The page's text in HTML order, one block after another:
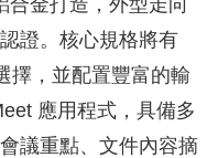
證。核心規格將有
擇，並配置豐富的輸
應用程式，具備多
議重點、文件內容摘